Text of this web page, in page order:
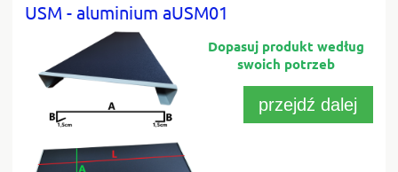
USM - aluminium aUSM01
przejdź dalej